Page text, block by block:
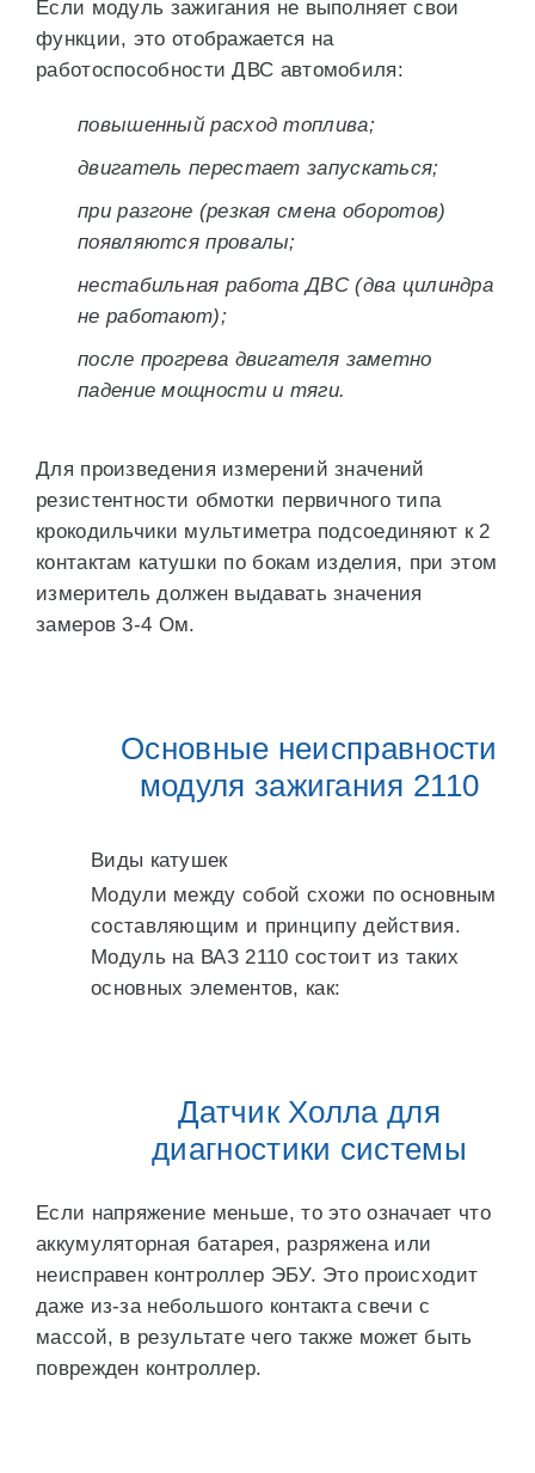
Если модуль зажигания не выполняет свои
функции, это отображается на
работоспособности ДВС автомобиля:
повышенный расход топлива;
двигатель перестает запускаться;
при разгоне (резкая смена оборотов)
появляются провалы;
нестабильная работа ДВС (два цилиндра
не работают);
после прогрева двигателя заметно
падение мощности и тяги.
Для произведения измерений значений
резистентности обмотки первичного типа
крокодильчики мультиметра подсоединяют к 2
контактам катушки по бокам изделия, при этом
измеритель должен выдавать значения
замеров 3-4 Ом.
Основные неисправности
модуля зажигания 2110
Виды катушек
Модули между собой схожи по основным
составляющим и принципу действия.
Модуль на ВАЗ 2110 состоит из таких
основных элементов, как:
Датчик Холла для
диагностики системы
Если напряжение меньше, то это означает что
аккумуляторная батарея, разряжена или
неисправен контроллер ЭБУ. Это происходит
даже из-за небольшого контакта свечи с
массой, в результате чего также может быть
поврежден контроллер.